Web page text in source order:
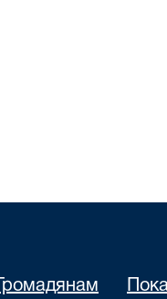
Громадянам